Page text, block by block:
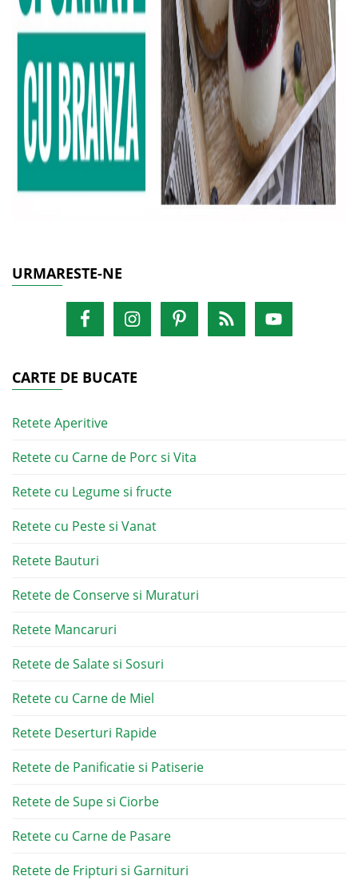
URMARESTE-NE
CARTE DE BUCATE
Retete Aperitive
Retete cu Carne de Porc si Vita
Retete cu Legume si fructe
Retete cu Peste si Vanat
Retete Bauturi
Retete de Conserve si Muraturi
Retete Mancaruri
Retete de Salate si Sosuri
Retete cu Carne de Miel
Retete Deserturi Rapide
Retete de Panificatie si Patiserie
Retete de Supe si Ciorbe
Retete cu Carne de Pasare
Retete de Fripturi si Garnituri